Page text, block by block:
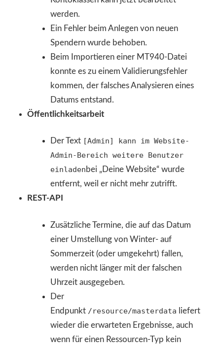
werden.
Ein Fehler beim Anlegen von neuen
Spendern wurde behoben.
Beim Importieren einer MT940-Datei
konnte es zu einem Validierungsfehler
kommen, der falsches Analysieren eines
Datums entstand.
Öffentlichkeitsarbeit
Der Text [Admin] kann im Website-
Admin-Bereich weitere Benutzer
einladenbei „Deine Website“ wurde
entfernt, weil er nicht mehr zutrifft.
REST-API
Zusätzliche Termine, die auf das Datum
einer Umstellung von Winter- auf
Sommerzeit (oder umgekehrt) fallen,
werden nicht länger mit der falschen
Uhrzeit ausgegeben.
Der
Endpunkt /resource/masterdata liefert
wieder die erwarteten Ergebnisse, auch
wenn für einen Ressourcen-Typ kein